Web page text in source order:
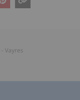
- Vayres